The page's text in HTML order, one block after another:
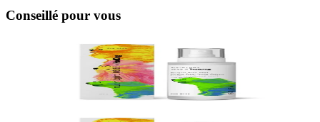
Conseillé pour vous